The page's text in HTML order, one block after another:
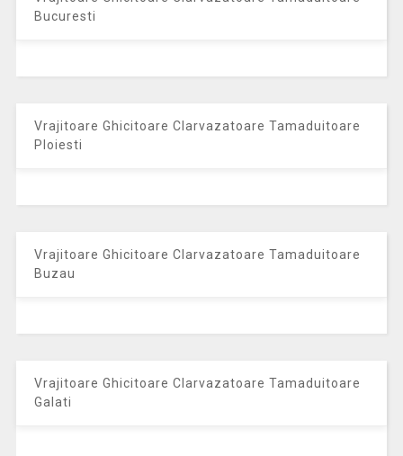
Bucuresti
Vrajitoare Ghicitoare Clarvazatoare Tamaduitoare
Ploiesti
Vrajitoare Ghicitoare Clarvazatoare Tamaduitoare
Buzau
Vrajitoare Ghicitoare Clarvazatoare Tamaduitoare
Galati